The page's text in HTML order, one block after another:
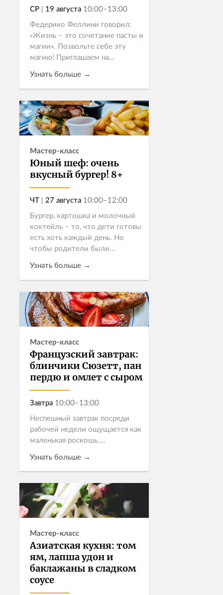
СР | 19 августа 10:00–13:00
Федерико Феллини говорил:
«Жизнь – это сочетание пасты и
магии». Позвольте себе эту
магию! Приглашаем на
приготовит при вас пасту,
непременно ручной работы,
потому что в Италии...
Узнать больше →
Записаться
Мастер-класс
Юный шеф: очень
вкусный бургер! 8+
ЧТ | 27 августа 10:00–12:00
Бургер, картошка и молочный
коктейль – то, что дети готовы
есть хоть каждый день. Но
чтобы родители были
ингредиенты должны быть
качественными: домашний
майонез, свежие ов...
Узнать больше →
Записаться
Мастер-класс
Французский завтрак:
блинчики Сюзетт, пан
пердю и омлет с сыром
Завтра 10:00–13:00
Неспешный завтрак посреди
рабочей недели ощущается как
маленькая роскошь.
гастрономическое утро во
французском стиле: проведите
утро так, как обычно
получается только в отпуске.
Узнать больше →
Записаться
Мастер-класс
Азиатская кухня: том
ям, лапша удон и
баклажаны в сладком
соусе